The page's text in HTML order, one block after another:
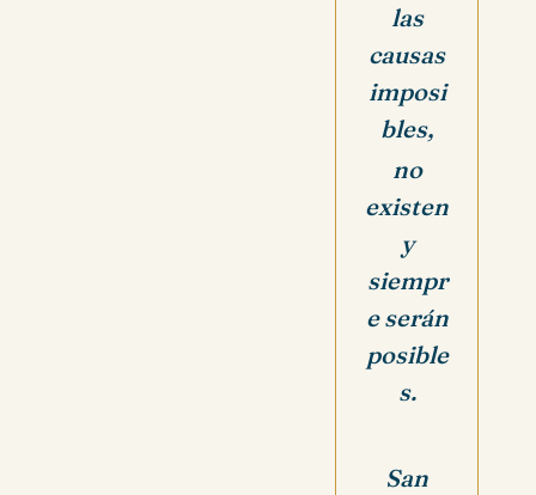
las
causas
imposi
bles,
no
existen
y
siempr
e serán
posible
s.
San